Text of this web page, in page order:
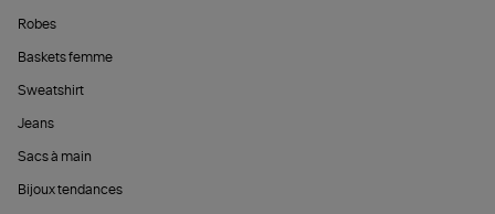
Robes
Baskets femme
Sweatshirt
Jeans
Sacs à main
Bijoux tendances